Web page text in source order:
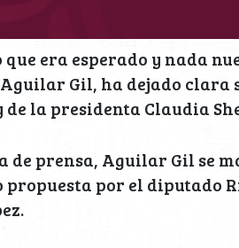
era esperado y nada
Gil, ha dejado clara
la presidenta Claudia
de prensa, Aguilar Gil se
propuesta por el diputado